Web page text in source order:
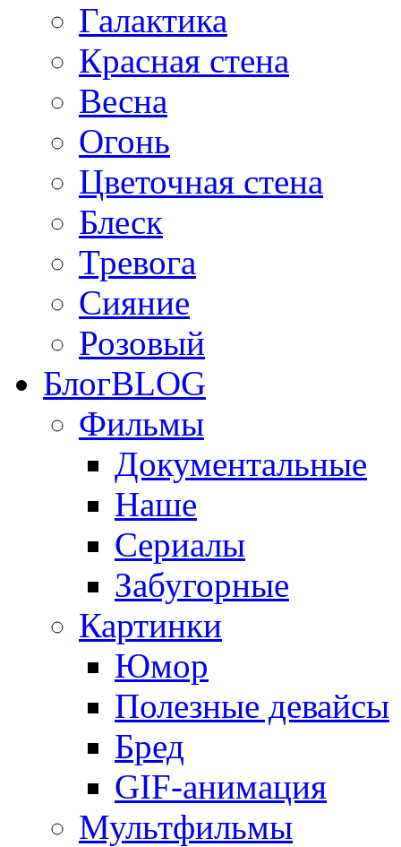
Галактика
Красная стена
Весна
Огонь
Цветочная стена
Блеск
Тревога
Сияние
Розовый
БлогBLOG
Фильмы
Документальные
Наше
Сериалы
Забугорные
Картинки
Юмор
Полезные девайсы
Бред
GIF-анимация
Мультфильмы